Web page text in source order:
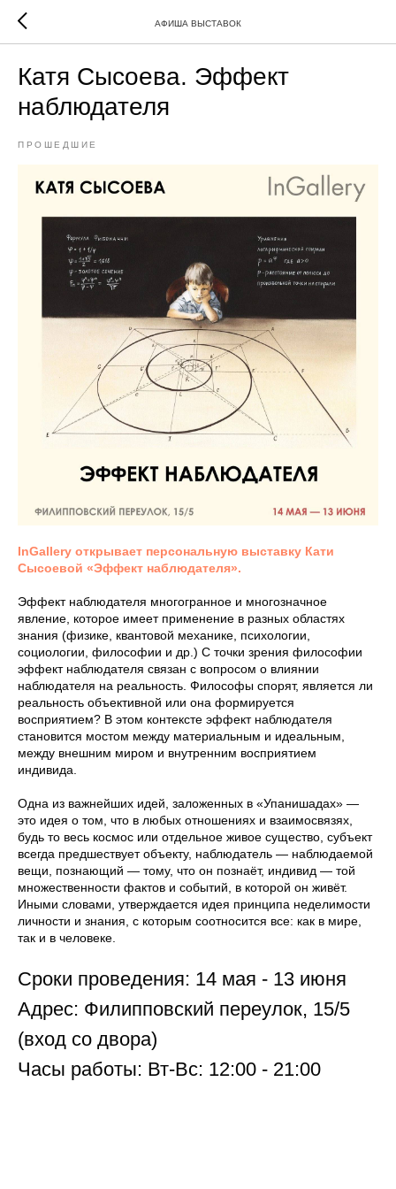
АФИША ВЫСТАВОК
Катя Сысоева. Эффект
наблюдателя
ПРОШЕДШИЕ
InGallery открывает персональную выставку Кати
Сысоевой «Эффект наблюдателя».
Эффект наблюдателя многогранное и многозначное
явление, которое имеет применение в разных областях
знания (физике, квантовой механике, психологии,
социологии, философии и др.) С точки зрения философии
эффект наблюдателя связан с вопросом о влиянии
наблюдателя на реальность. Философы спорят, является ли
реальность объективной или она формируется
восприятием? В этом контексте эффект наблюдателя
становится мостом между материальным и идеальным,
между внешним миром и внутренним восприятием
индивида.
Одна из важнейших идей, заложенных в «Упанишадах» —
это идея о том, что в любых отношениях и взаимосвязях,
будь то весь космос или отдельное живое существо, субъект
всегда предшествует объекту, наблюдатель — наблюдаемой
вещи, познающий — тому, что он познаёт, индивид — той
множественности фактов и событий, в которой он живёт.
Иными словами, утверждается идея принципа неделимости
личности и знания, с которым соотносится все: как в мире,
так и в человеке.
Сроки проведения: 14 мая - 13 июня
Адрес: Филипповский переулок, 15/5
(вход со двора)
Часы работы: Вт-Вс: 12:00 - 21:00